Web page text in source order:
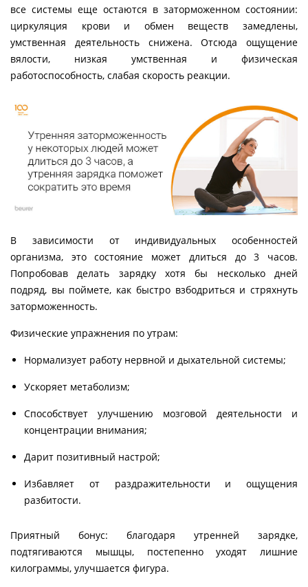
все системы еще остаются в заторможенном состоянии:
циркуляция крови и обмен веществ замедлены,
умственная деятельность снижена. Отсюда ощущение
вялости, низкая умственная и физическая
работоспособность, слабая скорость реакции.
В зависимости от индивидуальных особенностей
организма, это состояние может длиться до 3 часов.
Попробовав делать зарядку хотя бы несколько дней
подряд, вы поймете, как быстро взбодриться и стряхнуть
заторможенность.
Физические упражнения по утрам:
Нормализует работу нервной и дыхательной системы;
Ускоряет метаболизм;
Способствует улучшению мозговой деятельности и
концентрации внимания;
Дарит позитивный настрой;
Избавляет от раздражительности и ощущения
разбитости.
Приятный бонус: благодаря утренней зарядке,
подтягиваются мышцы, постепенно уходят лишние
килограммы, улучшается фигура.